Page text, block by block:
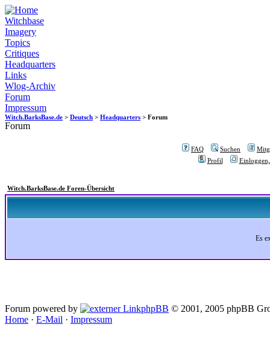
Witchbase
Imagery
Topics
Critiques
Headquarters
Links
Wlog-Archiv
Forum
Impressum
Witch.BarksBase.de > Deutsch > Headquarters > Forum
Forum
FAQ Suchen
Profil
Witch.BarksBase.de Foren-Übersicht
Es
Forum powered by phpBB © 2001, 2005 phpBB
Home · E-Mail · Impressum